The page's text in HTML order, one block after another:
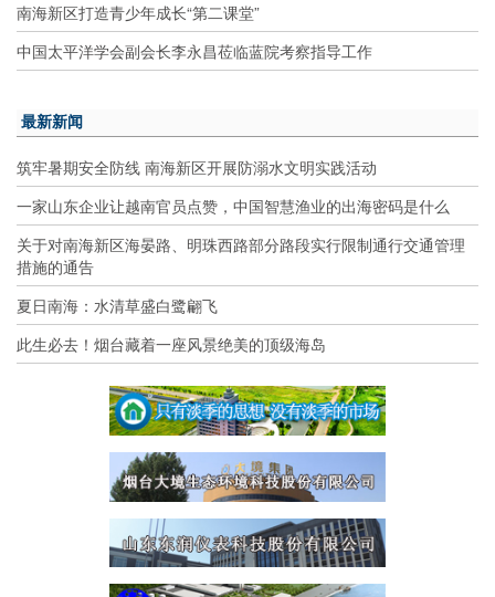
南海新区打造青少年成长“第二课堂”
中国太平洋学会副会长李永昌莅临蓝院考察指导工作
最新新闻
筑牢暑期安全防线 南海新区开展防溺水文明实践活动
一家山东企业让越南官员点赞，中国智慧渔业的出海密码是什么
关于对南海新区海晏路、明珠西路部分路段实行限制通行交通管理
措施的通告
夏日南海：水清草盛白鹭翩飞
此生必去！烟台藏着一座风景绝美的顶级海岛